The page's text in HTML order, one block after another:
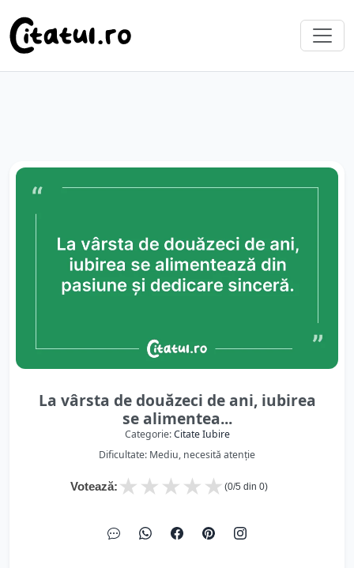
La vârsta de douăzeci de ani, iubirea
se alimentea...
Categorie:Citate Iubire
Dificultate: Mediu, necesită atenție
Votează: ★
★
★
★
★ (0/5 din 0)